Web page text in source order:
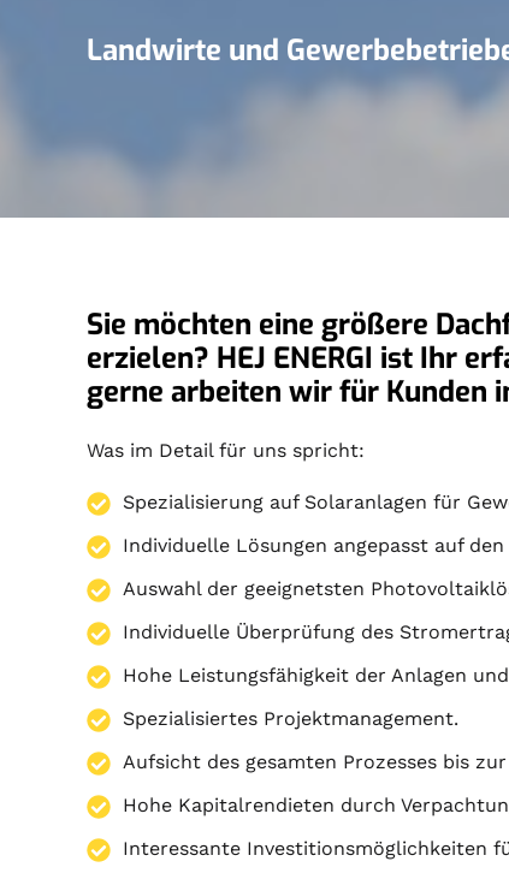
Landwirte und
Sie möchten eine größere
erzielen? HEJ ENERGI ist Ihr
gerne arbeiten wir für Kunden
Was im Detail für uns spricht:
Spezialisierung auf Solaranlagen für
Individuelle Lösungen angepasst auf
Auswahl der geeignetsten
Individuelle Überprüfung des
Hohe Leistungsfähigkeit der Anlagen
Spezialisiertes Projektmanagement.
Aufsicht des gesamten Prozesses bis
Hohe Kapitalrendieten durch
Interessante Investitionsmöglichkeiten